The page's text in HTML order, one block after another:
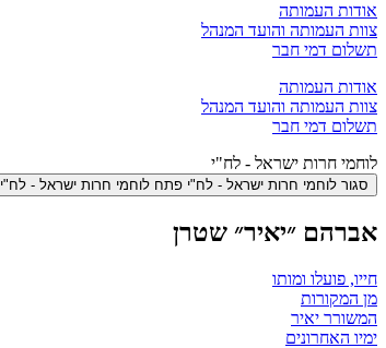
אודות העמותה
צוות העמותה והועד המנהל
תשלום דמי חבר
אודות העמותה
צוות העמותה והועד המנהל
תשלום דמי חבר
לוחמי חרות ישראל - לח"י
סגור לוחמי חרות ישראל - לח"י פתח לוחמי חרות ישראל - לח"י
אברהם ״יאיר״ שטרן
חייו, פועלו ומותו
מן המקורות
המשורר יאיר
ימיו האחרונים